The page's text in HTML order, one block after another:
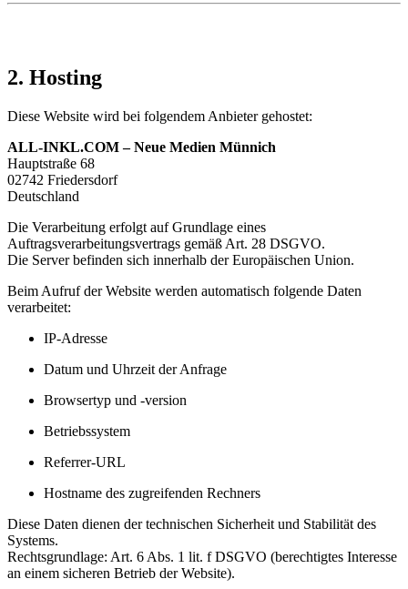
2. Hosting
Diese Website wird bei folgendem Anbieter gehostet:
ALL-INKL.COM – Neue Medien Münnich
Hauptstraße 68
02742 Friedersdorf
Deutschland
Die Verarbeitung erfolgt auf Grundlage eines
Auftragsverarbeitungsvertrags gemäß Art. 28 DSGVO.
Die Server befinden sich innerhalb der Europäischen Union.
Beim Aufruf der Website werden automatisch folgende Daten
verarbeitet:
IP-Adresse
Datum und Uhrzeit der Anfrage
Browsertyp und -version
Betriebssystem
Referrer-URL
Hostname des zugreifenden Rechners
Diese Daten dienen der technischen Sicherheit und Stabilität des
Systems.
Rechtsgrundlage: Art. 6 Abs. 1 lit. f DSGVO (berechtigtes Interesse
an einem sicheren Betrieb der Website).